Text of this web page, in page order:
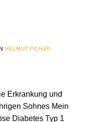
HELMUT PILHAR
Erkrankung und
Sohnes Mein
Diabetes Typ 1